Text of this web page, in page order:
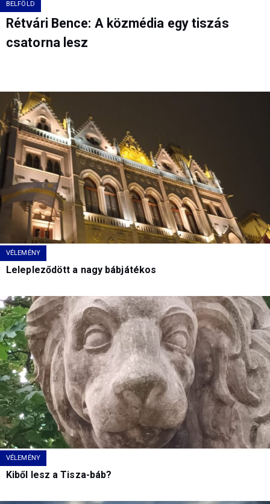
BELFÖLD
Rétvári Bence: A közmédia egy tiszás
csatorna lesz
VÉLEMÉNY
Lelepleződött a nagy bábjátékos
VÉLEMÉNY
Kiből lesz a Tisza-báb?